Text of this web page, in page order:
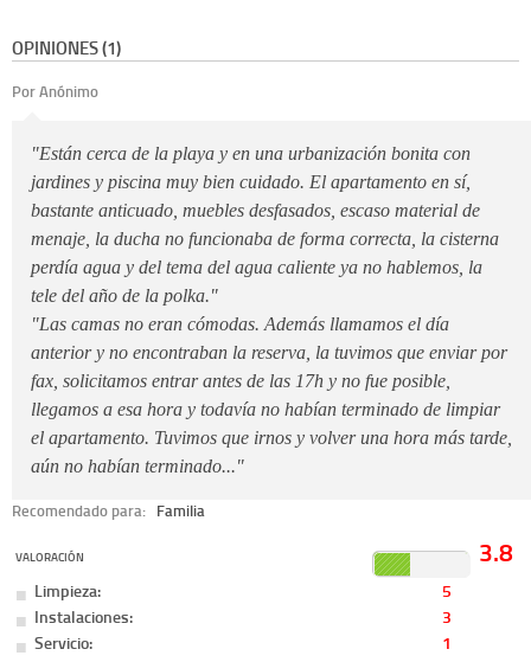
OPINIONES (1)
Por Anónimo
"Están cerca de la playa y en una urbanización bonita con
jardines y piscina muy bien cuidado. El apartamento en sí,
bastante anticuado, muebles desfasados, escaso material de
menaje, la ducha no funcionaba de forma correcta, la cisterna
perdía agua y del tema del agua caliente ya no hablemos, la
tele del año de la polka."
"Las camas no eran cómodas. Además llamamos el día
anterior y no encontraban la reserva, la tuvimos que enviar por
fax, solicitamos entrar antes de las 17h y no fue posible,
llegamos a esa hora y todavía no habían terminado de limpiar
el apartamento. Tuvimos que irnos y volver una hora más tarde,
aún no habían terminado..."
Recomendado para: Familia
VALORACIÓN 3.8
Limpieza:
5
Instalaciones:
3
Servicio:
1